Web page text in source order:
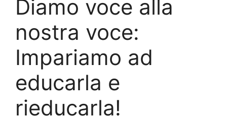
Diamo voce alla
nostra voce:
Impariamo ad
educarla e
rieducarla!